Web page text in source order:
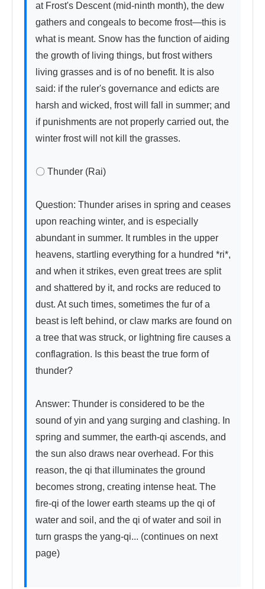
at Frost's Descent (mid-ninth month), the dew
gathers and congeals to become frost—this is
what is meant. Snow has the function of aiding
the growth of living things, but frost withers
living grasses and is of no benefit. It is also
said: if the ruler's governance and edicts are
harsh and wicked, frost will fall in summer; and
if punishments are not properly carried out, the
winter frost will not kill the grasses.
〇 Thunder (Rai)
Question: Thunder arises in spring and ceases
upon reaching winter, and is especially
abundant in summer. It rumbles in the upper
heavens, startling everything for a hundred *ri*,
and when it strikes, even great trees are split
and shattered by it, and rocks are reduced to
dust. At such times, sometimes the fur of a
beast is left behind, or claw marks are found on
a tree that was struck, or lightning fire causes a
conflagration. Is this beast the true form of
thunder?
Answer: Thunder is considered to be the
sound of yin and yang surging and clashing. In
spring and summer, the earth-qi ascends, and
the sun also draws near overhead. For this
reason, the qi that illuminates the ground
becomes strong, creating intense heat. The
fire-qi of the lower earth steams up the qi of
water and soil, and the qi of water and soil in
turn grasps the yang-qi... (continues on next
page)